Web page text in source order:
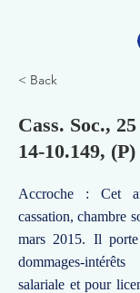
< Back
Cass. Soc.,
14-10.149, (P)
Accroche : Cet
cassation, chambre
mars 2015. Il
dommages-
salariale et pour